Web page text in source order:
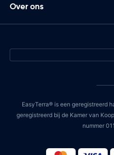
Over ons
EasyTerra® is een geregistreerd
geregistreerd bij de Kamer van
nummer